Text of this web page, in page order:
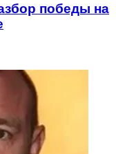
победы на